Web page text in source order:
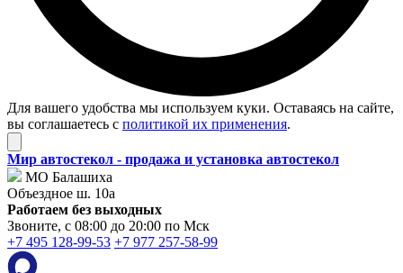
Для вашего удобства мы используем куки. Оставаясь на сайте,
вы соглашаетесь с политикой их применения.
Мир автостекол - продажа и установка автостекол
МО Балашиха
Объездное ш. 10а
Работаем без выходных
Звоните, с 08:00 до 20:00 по Мск
+7 495 128-99-53 +7 977 257-58-99